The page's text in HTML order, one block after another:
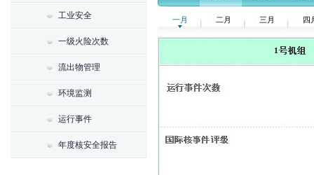
工业安全
一级火险次数
流出物管理
环境监测
运行事件
年度核安全报告
2016 2015 2014
一月 二月 三月 四